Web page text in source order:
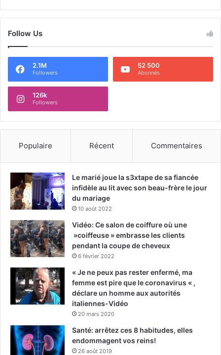
Follow Us
2.1M
Followers
52 500
Abonnés
126k
Followers
Populaire Récent Commentaires
Le marié joue la s3xtape de sa fiancée
infidèle au lit avec son beau-frère le jour
du mariage
10 août 2022
Vidéo: Ce salon de coiffure où une
»coiffeuse » embrasse les clients
pendant la coupe de cheveux
6 février 2022
« Je ne peux pas rester enfermé, ma
femme est pire que le coronavirus « ,
déclare un homme aux autorités
italiennes-Vidéo
20 mars 2020
Santé: arrêtez ces 8 habitudes, elles
endommagent vos reins!
26 août 2019